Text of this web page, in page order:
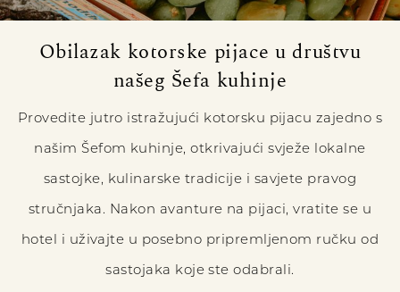
Obilazak kotorske pijace u društvu
našeg Šefa kuhinje
Provedite jutro istražujući kotorsku pijacu zajedno s
našim Šefom kuhinje, otkrivajući svježe lokalne
sastojke, kulinarske tradicije i savjete pravog
stručnjaka. Nakon avanture na pijaci, vratite se u
hotel i uživajte u posebno pripremljenom ručku od
sastojaka koje ste odabrali.